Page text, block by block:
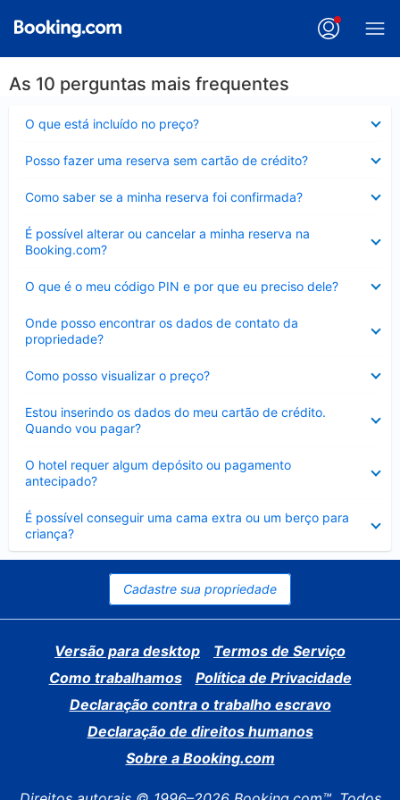
As 10 perguntas mais frequentes
O que está incluído no preço?
Posso fazer uma reserva sem cartão de crédito?
Como saber se a minha reserva foi confirmada?
É possível alterar ou cancelar a minha reserva na
Booking.com?
Contraído
O que é o meu código PIN e por que eu preciso dele?
Onde posso encontrar os dados de contato da
propriedade?
Como posso visualizar o preço?
Estou inserindo os dados do meu cartão de crédito.
Quando vou pagar?
O hotel requer algum depósito ou pagamento
antecipado?
É possível conseguir uma cama extra ou um berço para
criança?
Contraído
Cadastre sua propriedade
Versão para desktop
Termos de Serviço
Como trabalhamos
Política de Privacidade
Declaração contra o trabalho escravo
Declaração de direitos humanos
Sobre a Booking.com